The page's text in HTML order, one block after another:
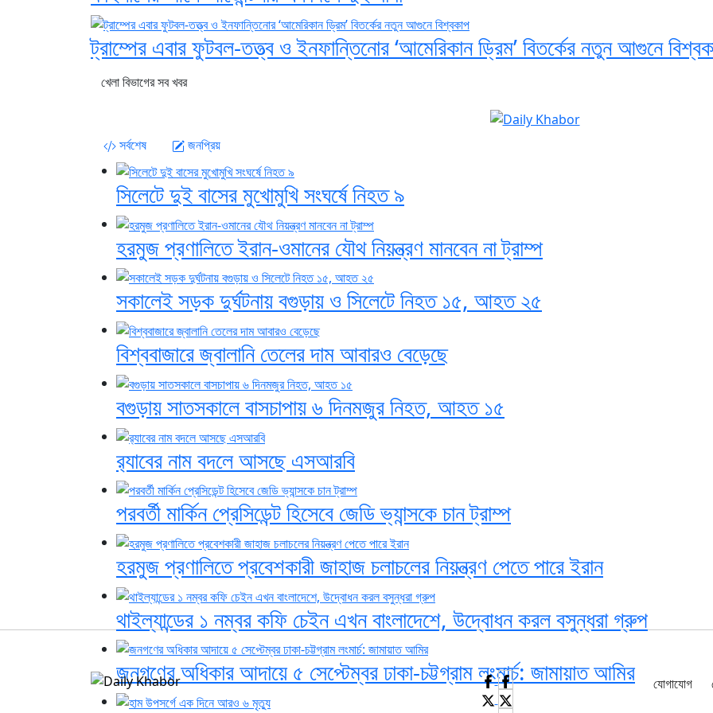
ট্রাম্পের এবার ফুটবল-তত্ত্ব ও ইনফান্তিনোর ‘আমেরিকান ড্রিম’ বিতর্কের নতুন আগুনে
খেলা বিভাগের সব খবর
সর্বশেষ জনপ্রিয়
সিলেটে দুই বাসের মুখোমুখি সংঘর্ষে নিহত ৯
হরমুজ প্রণালিতে ইরান-ওমানের যৌথ নিয়ন্ত্রণ মানবেন না ট্রাম্প
সকালেই সড়ক দুর্ঘটনায় বগুড়ায় ও সিলেটে নিহত ১৫, আহত ২৫
বিশ্ববাজারে জ্বালানি তেলের দাম আবারও বেড়েছে
বগুড়ায় সাতসকালে বাসচাপায় ৬ দিনমজুর নিহত, আহত ১৫
র‍্যাবের নাম বদলে আসছে এসআরবি
পরবর্তী মার্কিন প্রেসিডেন্ট হিসেবে জেডি ভ্যান্সকে চান ট্রাম্প
হরমুজ প্রণালিতে প্রবেশকারী জাহাজ চলাচলের নিয়ন্ত্রণ পেতে পারে ইরান
থাইল্যান্ডের ১ নম্বর কফি চেইন এখন বাংলাদেশে, উদ্বোধন করল বসুন্ধরা গ্রুপ
জনগণের অধিকার আদায়ে ৫ সেপ্টেম্বর ঢাকা-চট্টগ্রাম লংমার্চ: জামায়াত আমির
যোগাযোগ